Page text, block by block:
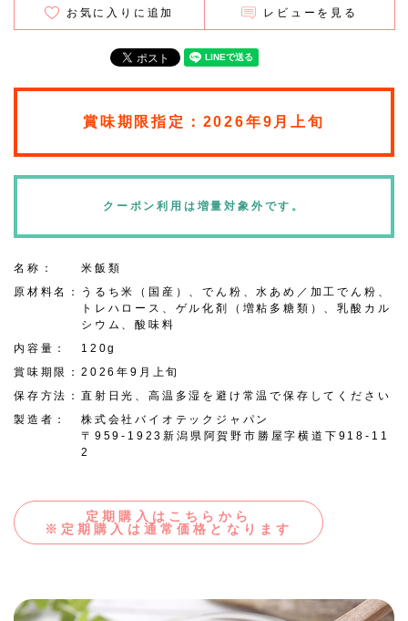
お気に入りに追加 レビューを見る
賞味期限指定：2026年9月上旬
クーポン利用は増量対象外です。
名称：
米飯類
原材料名：
うるち米（国産）、でん粉、水あめ／加工でん粉、
トレハロース、ゲル化剤（増粘多糖類）、乳酸カル
シウム、酸味料
内容量：
120g
賞味期限： 2026年9月上旬
保存方法： 直射日光、高温多湿を避け常温で保存してください
製造者：
株式会社バイオテックジャパン
〒959-1923新潟県阿賀野市勝屋字横道下918-11
2
定期購入はこちらから
※定期購入は通常価格となります